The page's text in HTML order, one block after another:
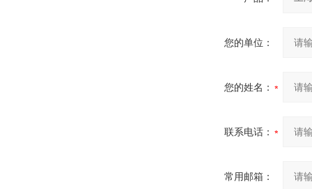
您的单位：
您的姓名：
联系电话：
常用邮箱：